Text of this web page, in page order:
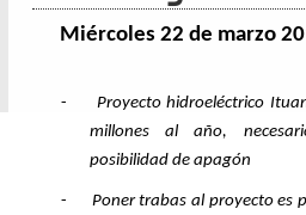
Miércoles 22 de marzo
-
Proyecto hidroeléctrico
millones al año,
posibilidad de apagón
-
Poner trabas al proyecto es